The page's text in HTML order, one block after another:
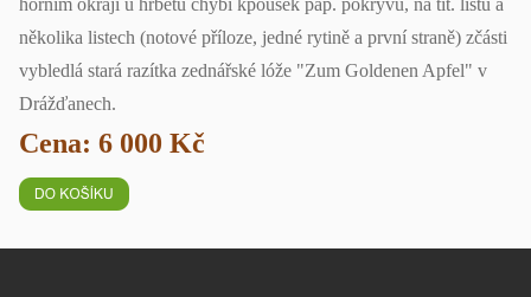
několika listech (notové příloze, jedné rytině a první straně) zčásti
vybledlá stará razítka zednářské lóže "Zum Goldenen Apfel" v
Drážďanech.
Cena: 6 000 Kč